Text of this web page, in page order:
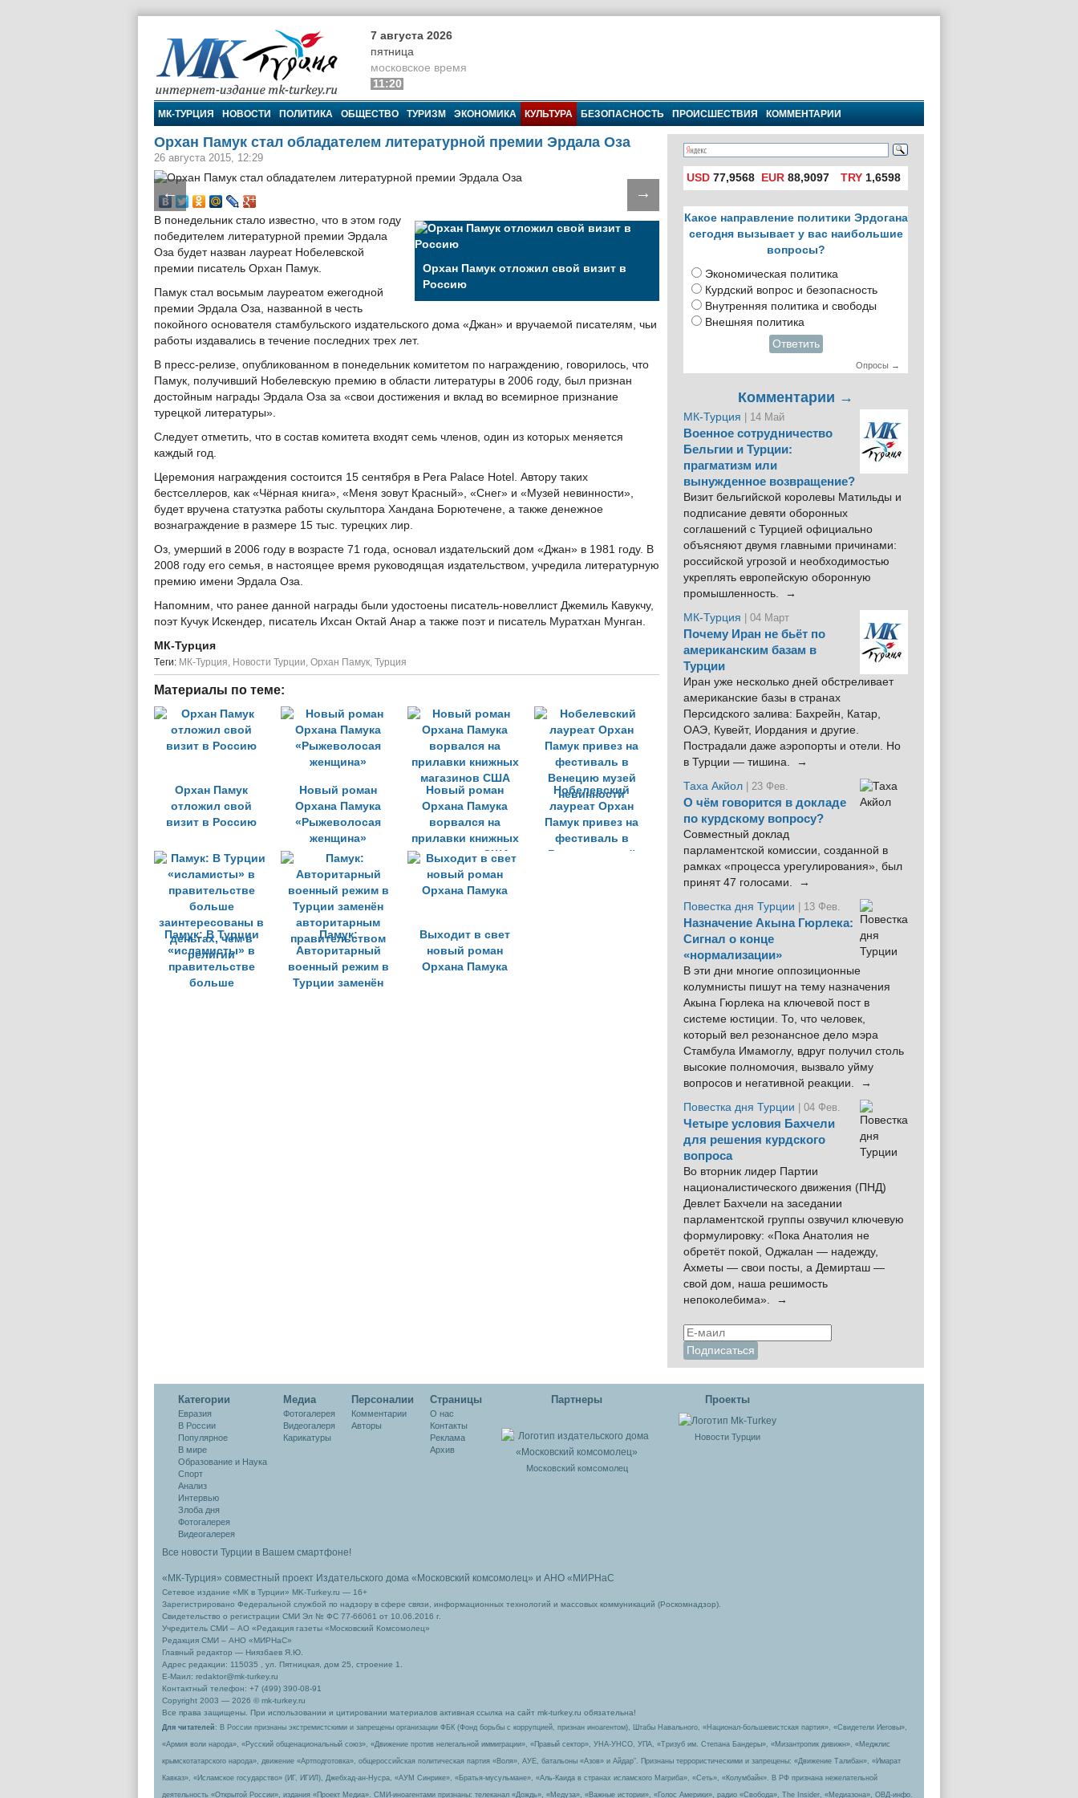
МК-Турция
7 августа 2026
пятница
московское время
11:20
МК-ТУРЦИЯ НОВОСТИ ПОЛИТИКА ОБЩЕСТВО ТУРИЗМ ЭКОНОМИКА КУЛЬТУРА БЕЗОПАСНОСТЬ ПРОИСШЕСТВИЯ КОММЕНТАРИИ
Орхан Памук стал обладателем литературной премии Эрдала Оза
26 августа 2015, 12:29
← →
Орхан Памук отложил свой визит в
Россию
В понедельник стало известно, что в этом году
победителем литературной премии Эрдала
Оза будет назван лауреат Нобелевской
премии писатель Орхан Памук.
Памук стал восьмым лауреатом ежегодной
премии Эрдала Оза, названной в честь
покойного основателя стамбульского издательского дома «Джан» и вручаемой писателям, чьи
работы издавались в течение последних трех лет.
В пресс-релизе, опубликованном в понедельник комитетом по награждению, говорилось, что
Памук, получивший Нобелевскую премию в области литературы в 2006 году, был признан
достойным награды Эрдала Оза за «свои достижения и вклад во всемирное признание
турецкой литературы».
Следует отметить, что в состав комитета входят семь членов, один из которых меняется
каждый год.
Церемония награждения состоится 15 сентября в Pera Palace Hotel. Автору таких
бестселлеров, как «Чёрная книга», «Меня зовут Красный», «Снег» и «Музей невинности»,
будет вручена статуэтка работы скульптора Хандана Борютечене, а также денежное
вознаграждение в размере 15 тыс. турецких лир.
Оз, умерший в 2006 году в возрасте 71 года, основал издательский дом «Джан» в 1981 году. В
2008 году его семья, в настоящее время руководящая издательством, учредила литературную
премию имени Эрдала Оза.
Напомним, что ранее данной награды были удостоены писатель-новеллист Джемиль Кавукчу,
поэт Кучук Искендер, писатель Ихсан Октай Анар а также поэт и писатель Муратхан Мунган.
МК-Турция
Tеги: МК-Турция, Новости Турции, Орхан Памук, Турция
Материалы по теме:
Орхан Памук
отложил свой
визит в Россию
Новый роман
Орхана Памука
«Рыжеволосая
женщина»
Новый роман
Орхана Памука
ворвался на
прилавки книжных
магазинов США
Нобелевский
лауреат Орхан
Памук привез на
фестиваль в
Венецию музей
Памук: В Турции
«исламисты» в
правительстве
больше
Памук:
Авторитарный
военный режим в
Турции заменён
Выходит в свет
новый роман
Орхана Памука
USD 77,9568 EUR 88,9097 TRY1,6598
Какое направление политики Эрдогана
сегодня вызывает у вас наибольшие
вопросы?
Экономическая политика
Курдский вопрос и безопасность
Внутренняя политика и свободы
Внешняя политика
Ответить
Опросы →
Комментарии →
МК-Турция | 14 Май
Военное сотрудничество
Бельгии и Турции:
прагматизм или
вынужденное возвращение?
Визит бельгийской королевы Матильды и
подписание девяти оборонных
соглашений с Турцией официально
объясняют двумя главными причинами:
российской угрозой и необходимостью
укреплять европейскую оборонную
промышленность. →
МК-Турция
| 04 Март
Почему Иран не бьёт по
американским базам в
Турции
Иран уже несколько дней обстреливает
американские базы в странах
Персидского залива: Бахрейн, Катар,
ОАЭ, Кувейт, Иордания и другие.
Пострадали даже аэропорты и отели. Но
в Турции — тишина. →
Таха Акйол | 23 Фев.
О чём говорится в докладе
по курдскому вопросу?
Совместный доклад
парламентской комиссии, созданной в
рамках «процесса урегулирования», был
принят 47 голосами. →
Повестка дня Турции
| 13 Фев.
Назначение Акына Гюрлека:
Сигнал о конце
«нормализации»
В эти дни многие оппозиционные
колумнисты пишут на тему назначения
Акына Гюрлека на ключевой пост в
системе юстиции. То, что человек,
который вел резонансное дело мэра
Стамбула Имамоглу, вдруг получил столь
высокие полномочия, вызвало уйму
вопросов и негативной реакции. →
Повестка дня Турции
| 04 Фев.
Четыре условия Бахчели
для решения курдского
вопроса
Во вторник лидер Партии
националистического движения (ПНД)
Девлет Бахчели на заседании
парламентской группы озвучил ключевую
формулировку: «Пока Анатолия не
обретёт покой, Оджалан — надежду,
Ахметы — свои посты, а Демирташ —
свой дом, наша решимость
непоколебима». →
Категории
Евразия
В России
Популярное
В мире
Образование и Наука
Спорт
Анализ
Интервью
Злоба дня
Фотогалерея
Видеогалерея
Медиа
Фотогалерея
Видеогалеря
Карикатуры
Персоналии
Комментарии
Авторы
Cтраницы
О нас
Контакты
Реклама
Архив
Партнеры
Московский комсомолец
Проекты
Новости Турции
Все новости Турции в Вашем смартфоне!
«МК-Турция» совместный проект Издательского дома «Московский комсомолец» и АНО «МИРНаС
Сетевое издание «МК в Турции» MK-Turkey.ru — 16+
Зарегистрировано Федеральной службой по надзору в сфере связи, информационных технологий и массовых коммуникаций (Роскомнадзор).
Свидетельство о регистрации СМИ Эл № ФС 77-66061 от 10.06.2016 г.
Учредитель СМИ – АО «Редакция газеты «Московский Комсомолец»
Редакция СМИ – АНО «МИРНаС»
Главный редактор — Ниязбаев Я.Ю.
Адрес редакции: 115035 , ул. Пятницкая, дом 25, строение 1.
Е-Маил: redaktor@mk-turkey.ru
Контактный телефон: +7 (499) 390-08-91
Copyright 2003 — 2026 © mk-turkey.ru
Все права защищены. При использовании и цитировании материалов активная ссылка на сайт mk-turkey.ru обязательна!
Для читателей : В России признаны экстремистскими и запрещены организации ФБК (Фонд борьбы с коррупцией, признан иноагентом), Штабы Навального, «Национал-большевистская партия», «Свидетели Иеговы»,
«Армия воли народа», «Русский общенациональный союз», «Движение против нелегальной иммиграции», «Правый сектор», УНА-УНСО, УПА, «Тризуб им. Степана Бандеры», «Мизантропик дивижн», «Меджлис
крымскотатарского народа», движение «Артподготовка», общероссийская политическая партия «Воля», АУЕ, батальоны «Азов» и Айдар″. Признаны террористическими и запрещены: «Движение Талибан», «Имарат
Кавказ», «Исламское государство» (ИГ, ИГИЛ), Джебхад-ан-Нусра, «АУМ Синрике», «Братья-мусульмане», «Аль-Каида в странах исламского Магриба», «Сеть», «Колумбайн». В РФ признана нежелательной
деятельность «Открытой России», издания «Проект Медиа». СМИ-иноагентами признаны: телеканал «Дождь», «Медуза», «Важные истории», «Голос Америки», радио «Свобода», The Insider, «Медиазона», ОВД-инфо.